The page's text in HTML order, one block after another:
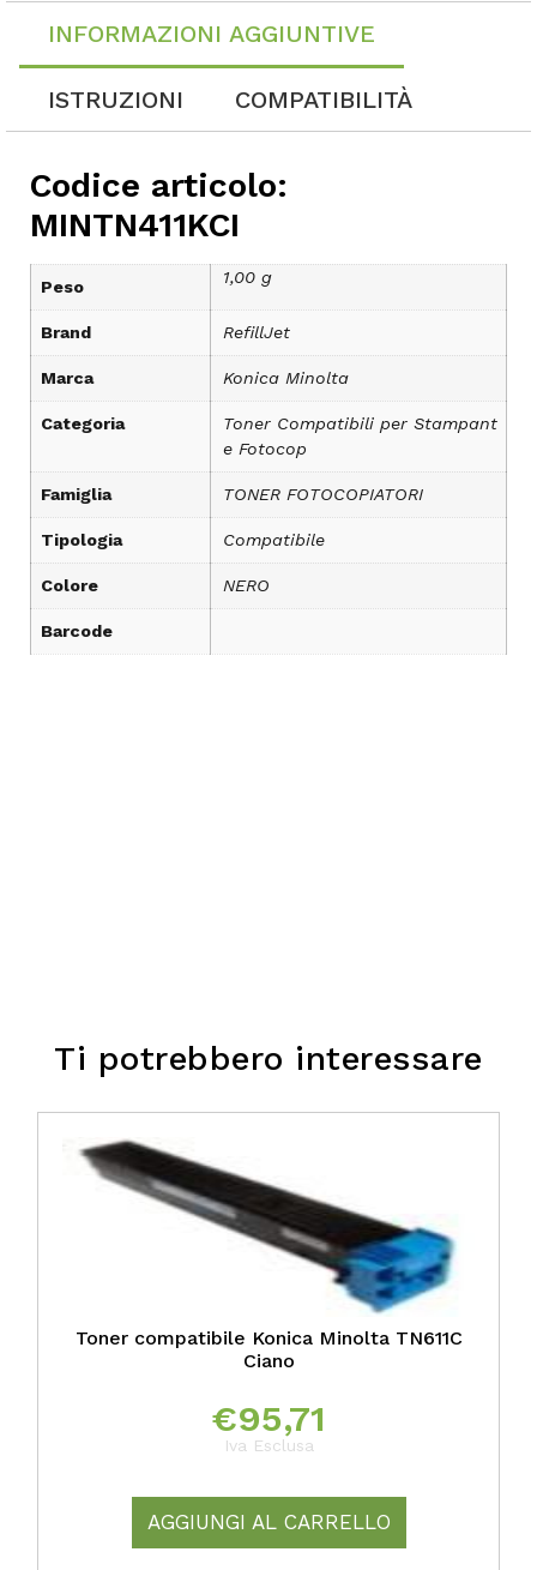
INFORMAZIONI AGGIUNTIVE
ISTRUZIONI COMPATIBILITÀ
Codice articolo:
MINTN411KCI
Peso 1,00 g
Brand RefillJet
Marca Konica Minolta
Categoria
Toner Compatibili per Stampant
e Fotocop
Famiglia TONER FOTOCOPIATORI
Tipologia Compatibile
Colore NERO
Barcode
Ti potrebbero interessare
Toner compatibile Konica Minolta TN611C
Ciano
€95,71
Iva Esclusa
AGGIUNGI AL CARRELLO